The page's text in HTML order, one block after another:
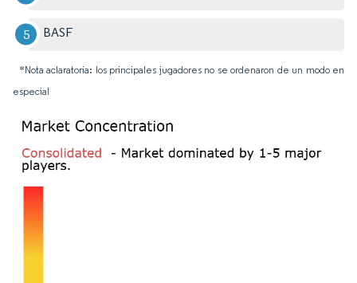
BASF
*Nota aclaratoria: los principales jugadores no se ordenaron de un modo en
especial